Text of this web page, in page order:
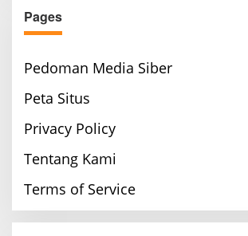
Pages
Pedoman Media Siber
Peta Situs
Privacy Policy
Tentang Kami
Terms of Service